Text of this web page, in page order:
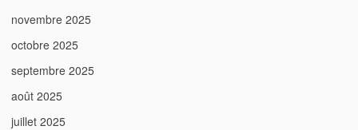
novembre 2025
octobre 2025
septembre 2025
août 2025
juillet 2025